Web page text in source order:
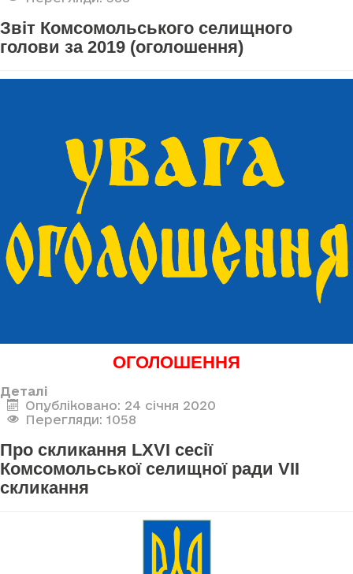
Звіт Комсомольського селищного
голови за 2019 (оголошення)
ОГОЛОШЕННЯ
Деталі
Опубліковано: 24 січня 2020
Перегляди: 1058
Про скликання LXVI сесії
Комсомольської селищної ради VII
скликання